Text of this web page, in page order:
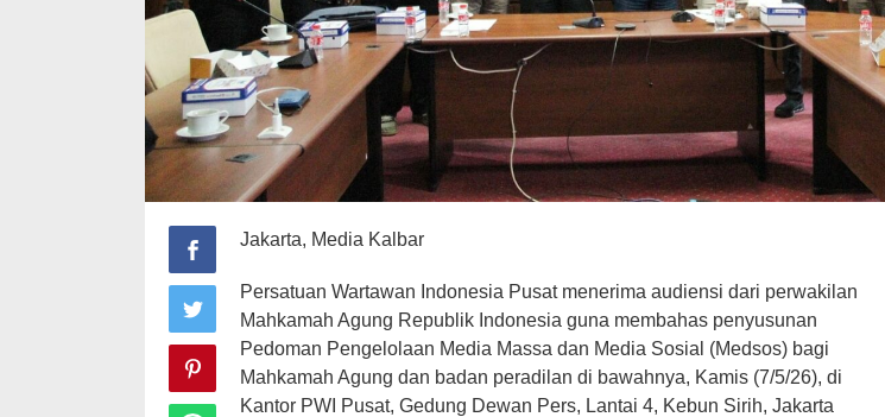
Jakarta, Media Kalbar
Persatuan Wartawan Indonesia Pusat menerima audiensi dari perwakilan
Mahkamah Agung Republik Indonesia guna membahas penyusunan
Pedoman Pengelolaan Media Massa dan Media Sosial (Medsos) bagi
Mahkamah Agung dan badan peradilan di bawahnya, Kamis (7/5/26), di
Kantor PWI Pusat, Gedung Dewan Pers, Lantai 4, Kebun Sirih, Jakarta